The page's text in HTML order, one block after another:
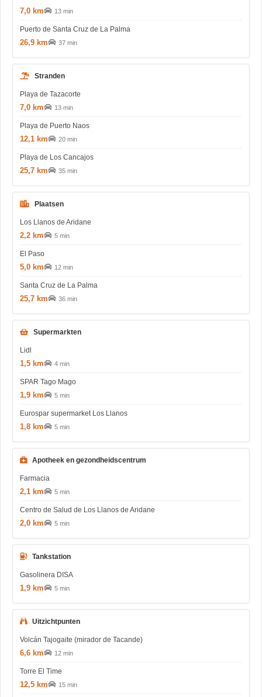
7,0 km 13 min
Puerto de Santa Cruz de La Palma
26,9 km 37 min
Stranden
Playa de Tazacorte
7,0 km 13 min
Playa de Puerto Naos
12,1 km 20 min
Playa de Los Cancajos
25,7 km 35 min
Plaatsen
Los Llanos de Aridane
2,2 km 5 min
El Paso
5,0 km 12 min
Santa Cruz de La Palma
25,7 km 36 min
Supermarkten
Lidl
1,5 km 4 min
SPAR Tago Mago
1,9 km 5 min
Eurospar supermarket Los Llanos
1,8 km 5 min
Apotheek en gezondheidscentrum
Farmacia
2,1 km 5 min
Centro de Salud de Los Llanos de Aridane
2,0 km 5 min
Tankstation
Gasolinera DISA
1,9 km 5 min
Uitzichtpunten
Volcán Tajogaite (mirador de Tacande)
6,6 km 12 min
Torre El Time
12,5 km 15 min